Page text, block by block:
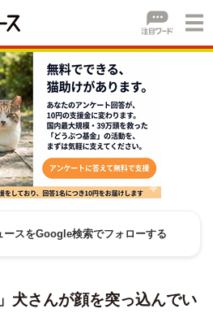
ースをGoogle検索でフォローする
犬さんが顔を突っ込んでい